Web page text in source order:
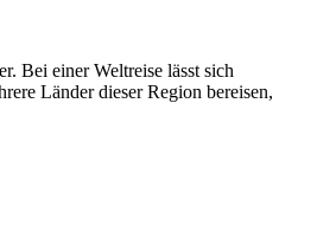
Bei einer Weltreise lässt sich
Länder dieser Region bereisen,